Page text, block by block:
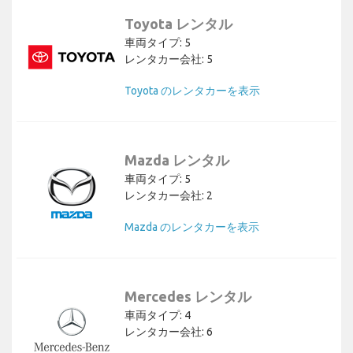
Toyota レンタル
車両タイプ: 5
レンタカー会社: 5
Toyota のレンタカーを表示
Mazda レンタル
車両タイプ: 5
レンタカー会社: 2
Mazda のレンタカーを表示
Mercedes レンタル
車両タイプ: 4
レンタカー会社: 6